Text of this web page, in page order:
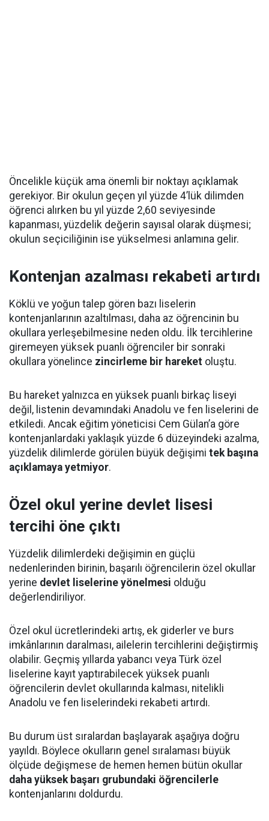
Öncelikle küçük ama önemli bir noktayı açıklamak
gerekiyor. Bir okulun geçen yıl yüzde 4’lük dilimden
öğrenci alırken bu yıl yüzde 2,60 seviyesinde
kapanması, yüzdelik değerin sayısal olarak düşmesi;
okulun seçiciliğinin ise yükselmesi anlamına gelir.
Kontenjan azalması rekabeti artırdı
Köklü ve yoğun talep gören bazı liselerin
kontenjanlarının azaltılması, daha az öğrencinin bu
okullara yerleşebilmesine neden oldu. İlk tercihlerine
giremeyen yüksek puanlı öğrenciler bir sonraki
okullara yönelince zincirleme bir hareket oluştu.
Bu hareket yalnızca en yüksek puanlı birkaç liseyi
değil, listenin devamındaki Anadolu ve fen liselerini de
etkiledi. Ancak eğitim yöneticisi Cem Gülan’a göre
kontenjanlardaki yaklaşık yüzde 6 düzeyindeki azalma,
yüzdelik dilimlerde görülen büyük değişimi tek başına
açıklamaya yetmiyor.
Özel okul yerine devlet lisesi
tercihi öne çıktı
Yüzdelik dilimlerdeki değişimin en güçlü
nedenlerinden birinin, başarılı öğrencilerin özel okullar
yerine devlet liselerine yönelmesi olduğu
değerlendiriliyor.
Özel okul ücretlerindeki artış, ek giderler ve burs
imkânlarının daralması, ailelerin tercihlerini değiştirmiş
olabilir. Geçmiş yıllarda yabancı veya Türk özel
liselerine kayıt yaptırabilecek yüksek puanlı
öğrencilerin devlet okullarında kalması, nitelikli
Anadolu ve fen liselerindeki rekabeti artırdı.
Bu durum üst sıralardan başlayarak aşağıya doğru
yayıldı. Böylece okulların genel sıralaması büyük
ölçüde değişmese de hemen hemen bütün okullar
daha yüksek başarı grubundaki öğrencilerle
kontenjanlarını doldurdu.